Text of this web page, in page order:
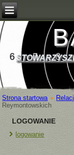
Strona startowa
Reymontowskich
LOGOWANIE
logowanie